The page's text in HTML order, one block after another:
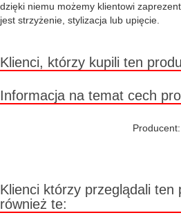
dzięki niemu możemy klientowi
jest strzyżenie, stylizacja lub upięcie.
Klienci, którzy kupili ten
Informacja na temat cech
Producent:
Klienci którzy przeglądali ten
również te: